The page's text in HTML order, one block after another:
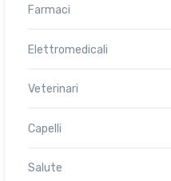
Farmaci
Elettromedicali
Veterinari
Capelli
Salute